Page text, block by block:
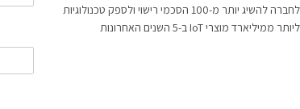
לחברה להשיג יותר מ-100 הסכמי רישוי ולספק טכנולוגיות
ליותר ממיליארד מוצרי IoT ב-5 השנים האחרונות